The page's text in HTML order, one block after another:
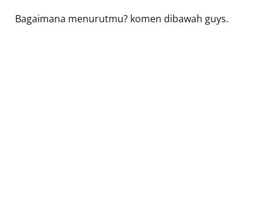
Bagaimana menurutmu? komen dibawah guys.